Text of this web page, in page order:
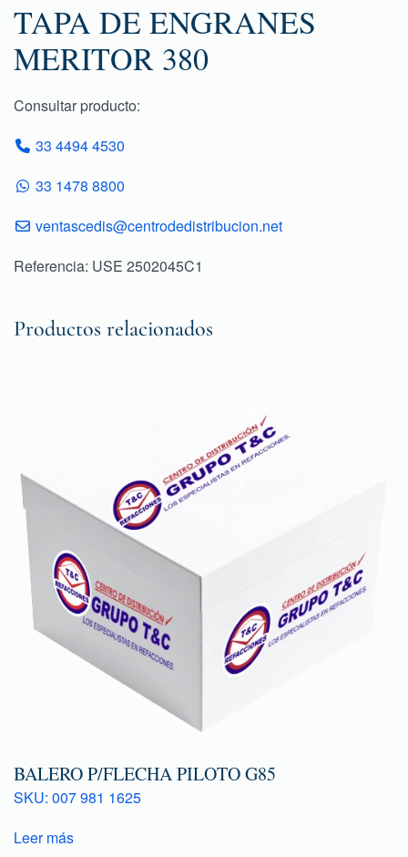
TAPA DE ENGRANES
MERITOR 380
Consultar producto:
33 4494 4530
33 1478 8800
ventascedis@centrodedistribucion.net
Referencia: USE 2502045C1
Productos relacionados
BALERO P/FLECHA PILOTO G85
SKU: 007 981 1625
Leer más